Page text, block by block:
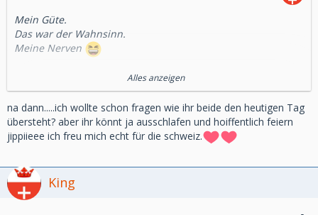
Mein Güte.
Das war der Wahnsinn.
Meine Nerven
Oh yeah.
Ja, war spät geworden. Oder früh
Er hatte eigentlich schon geschlafen und war dann fürs
Penaltyschiessen wieder wach.
Alles anzeigen
na dann.....ich wollte schon fragen wie ihr beide den heutigen Tag
übersteht? aber ihr könnt ja ausschlafen und hoiffentlich feiern
jippiieee ich freu mich echt für die schweiz.
King